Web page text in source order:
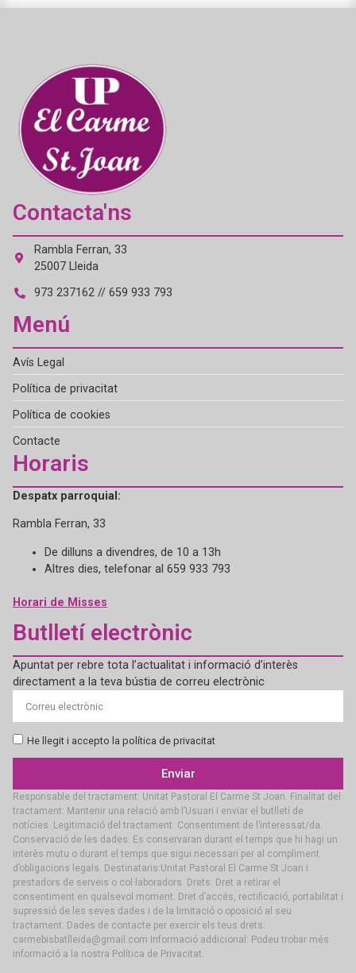
Contacta'ns
Rambla Ferran, 33
25007 Lleida
973 237162 // 659 933 793
Menú
Avís Legal
Política de privacitat
Política de cookies
Contacte
Horaris
Despatx parroquial:
Rambla Ferran, 33
De dilluns a divendres, de 10 a 13h
Altres dies, telefonar al 659 933 793
Horari de Misses
Butlletí electrònic
Apuntat per rebre tota l’actualitat i informació d’interès
directament a la teva bústia de correu electrònic
He llegit i accepto la política de privacitat
Enviar
Responsable del tractament: Unitat Pastoral El Carme St Joan. Finalitat del
tractament: Mantenir una relació amb l’Usuari i enviar el butlletí de
notícies. Legitimació del tractament: Consentiment de l’interessat/da.
Conservació de les dades: Es conservaran durant el temps que hi hagi un
interès mutu o durant el temps que sigui necessari per al compliment
d’obligacions legals. Destinataris:Unitat Pastoral El Carme St Joan i
prestadors de serveis o col·laboradors. Drets: Dret a retirar el
consentiment en qualsevol moment. Dret d’accés, rectificació, portabilitat i
supressió de les seves dades i de la limitació o oposició al seu
tractament. Dades de contacte per exercir els teus drets:
carmebisbatlleida@gmail.com Informació addicional: Podeu trobar més
informació a la nostra Política de Privacitat.